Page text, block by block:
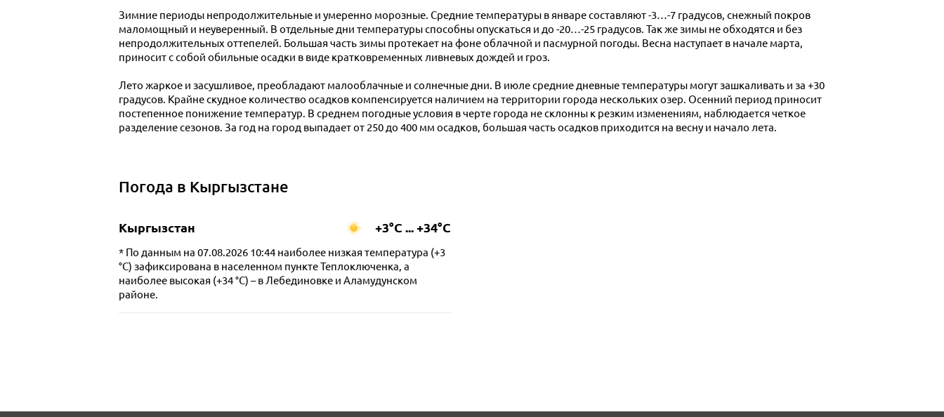
Зимние периоды непродолжительные и умеренно морозные. Средние температуры в январе составляют -3…-7 градусов, снежный покров
маломощный и неуверенный. В отдельные дни температуры способны опускаться и до -20…-25 градусов. Так же зимы не обходятся и без
непродолжительных оттепелей. Большая часть зимы протекает на фоне облачной и пасмурной погоды. Весна наступает в начале марта,
приносит с собой обильные осадки в виде кратковременных ливневых дождей и гроз.
Лето жаркое и засушливое, преобладают малооблачные и солнечные дни. В июле средние дневные температуры могут зашкаливать и за +30
градусов. Крайне скудное количество осадков компенсируется наличием на территории города нескольких озер. Осенний период приносит
постепенное понижение температур. В среднем погодные условия в черте города не склонны к резким изменениям, наблюдается четкое
разделение сезонов. За год на город выпадает от 250 до 400 мм осадков, большая часть осадков приходится на весну и начало лета.
Погода в Кыргызстане
Кыргызстан +3°C ... +34°C
По данным на 07.08.2026 10:44 наиболее низкая температура (+3
°C) зафиксирована в населенном пункте Теплоключенка, а
наиболее высокая (+34 °C) – вЛебединовке и Аламудунском
районе.